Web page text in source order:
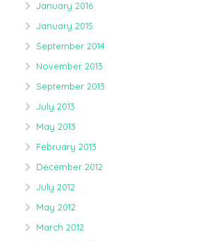
January 2016
January 2015
September 2014
November 2013
September 2013
July 2013
May 2013
February 2013
December 2012
July 2012
May 2012
March 2012